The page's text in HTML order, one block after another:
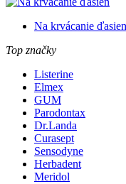
Na krvácanie ďasien
Top značky
Listerine
Elmex
GUM
Parodontax
Dr.Landa
Curasept
Sensodyne
Herbadent
Meridol